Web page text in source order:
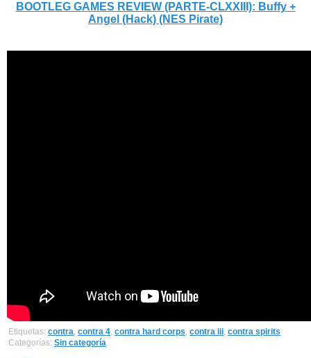
BOOTLEG GAMES REVIEW (PARTE-CLXXIII): Buffy +
Angel (Hack) (NES Pirate)
Etiquetas: contra contra 4 contra hard corps contra iii contra spirits
Categorías: Sin categoría